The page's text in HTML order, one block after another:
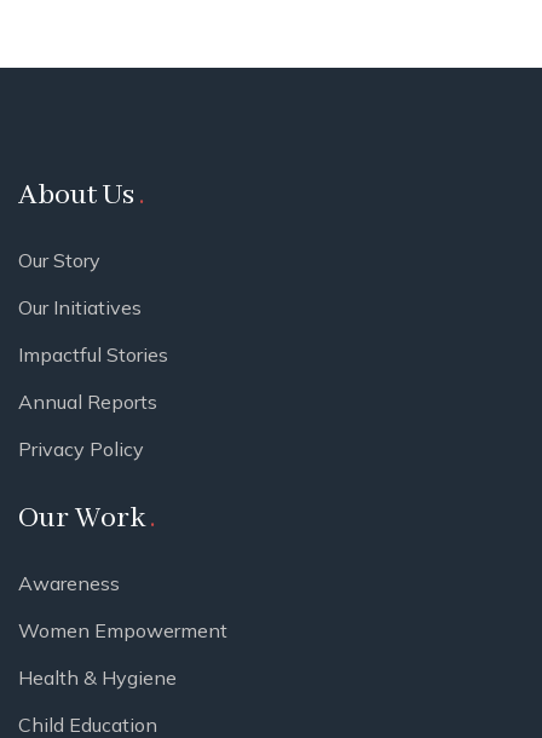
About Us
Our Story
Our Initiatives
Impactful Stories
Annual Reports
Privacy Policy
Our Work
Awareness
Women Empowerment
Health & Hygiene
Child Education